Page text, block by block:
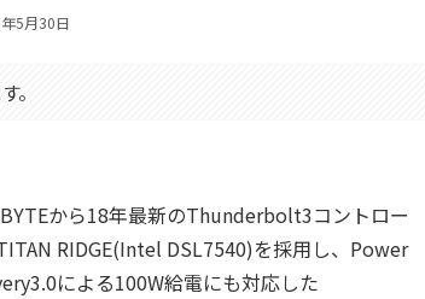
5月30日
。
から18年最新のThunderbolt3コントロー
RIDGE(Intel DSL7540)を採用し、Power
による100W給電にも対応した